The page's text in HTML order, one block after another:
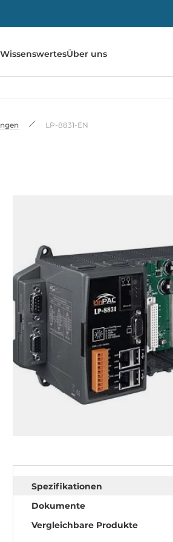
WissenswertesÜber uns
LP-8831-EN
Spezifikationen
Dokumente
Vergleichbare Produkte